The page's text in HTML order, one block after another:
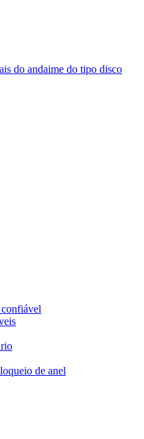
do andaime do tipo disco
de anel